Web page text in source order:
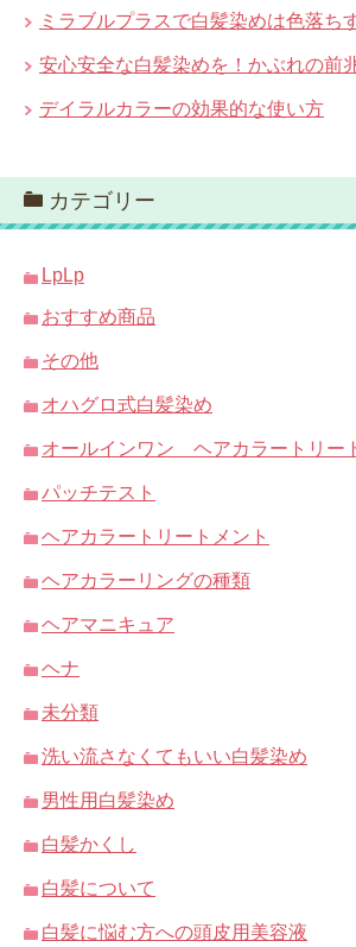
ミラブルプラスで白髪染めは色落ち
安心安全な白髪染めを！かぶれの前
デイラルカラーの効果的な使い方
カテゴリー
LpLp
おすすめ商品
その他
オハグロ式白髪染め
オールインワン ヘアカラートリー
パッチテスト
ヘアカラートリートメント
ヘアカラーリングの種類
ヘアマニキュア
ヘナ
未分類
洗い流さなくてもいい白髪染め
男性用白髪染め
白髪かくし
白髪について
白髪に悩む方への頭皮用美容液